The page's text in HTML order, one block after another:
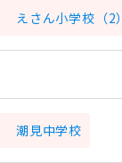
えさん小学校（2）
潮見中学校